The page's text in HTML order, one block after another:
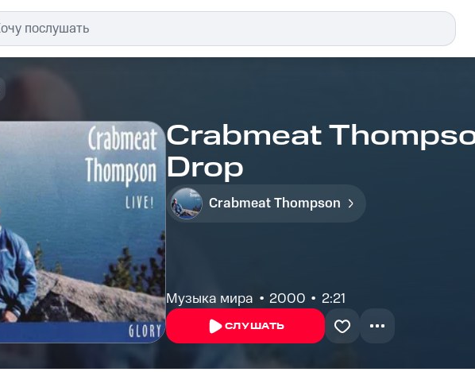
Crabmeat
Drop
Crabmeat Thompson
Музыка мира 2000 2:21
СЛУШАТЬ